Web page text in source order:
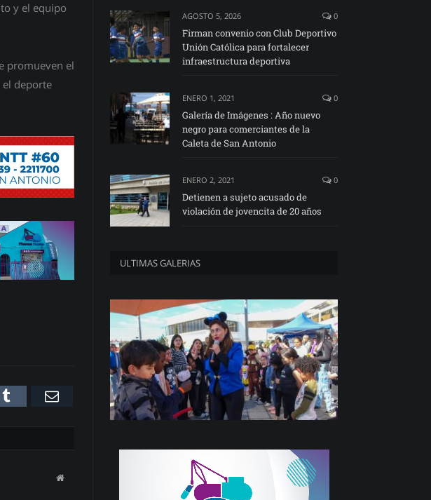
y el equipo
promueven el
el deporte
Tumblr Email
Website
AGOSTO 5, 2026 0
Firman convenio con Club Deportivo
Unión Católica para fortalecer
infraestructura deportiva
ENERO 1, 2021 0
Galería de Imágenes : Año nuevo
negro para comerciantes de la
Caleta de San Antonio
ENERO 2, 2021 0
Detienen a sujeto acusado de
violación de jovencita de 20 años
ULTIMAS GALERIAS